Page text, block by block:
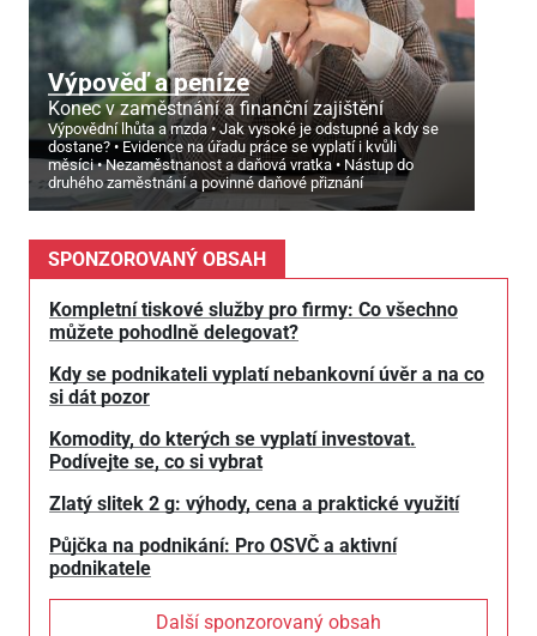
Výpověď a peníze
Konec v zaměstnání a finanční zajištění
Výpovědní lhůta a mzda
Jak vysoké je odstupné a kdy se
dostane?
Evidence na úřadu práce se vyplatí i kvůli
měsíci
Nezaměstnanost a daňová vratka
Nástup do
druhého zaměstnání a povinné daňové přiznání
SPONZOROVANÝ OBSAH
Kompletní tiskové služby pro firmy: Co všechno
můžete pohodlně delegovat?
Kdy se podnikateli vyplatí nebankovní úvěr a na co
si dát pozor
Komodity, do kterých se vyplatí investovat.
Podívejte se, co si vybrat
Zlatý slitek 2 g: výhody, cena a praktické využití
Půjčka na podnikání: Pro OSVČ a aktivní
podnikatele
Další sponzorovaný obsah